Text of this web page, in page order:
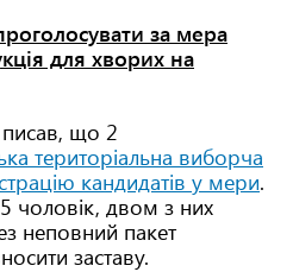
за мера
для хворих на
писав, що 2
територіальна виборча
кандидатів у мери.
чоловік, двом з них
неповний пакет
заставу.